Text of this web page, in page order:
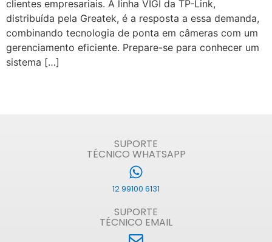
clientes empresariais. A linha VIGI da TP-Link,
distribuída pela Greatek, é a resposta a essa demanda,
combinando tecnologia de ponta em câmeras com um
gerenciamento eficiente. Prepare-se para conhecer um
sistema […]
SUPORTE
TÉCNICO WHATSAPP
12 99100 6131
SUPORTE
TÉCNICO EMAIL